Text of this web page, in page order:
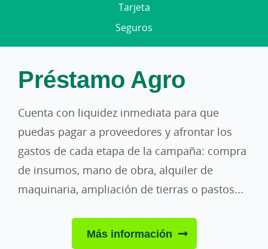
Tarjeta
Seguros
Préstamo Agro
Cuenta con liquidez inmediata para que
puedas pagar a proveedores y afrontar los
gastos de cada etapa de la campaña: compra
de insumos, mano de obra, alquiler de
maquinaria, ampliación de tierras o pastos...
Más información